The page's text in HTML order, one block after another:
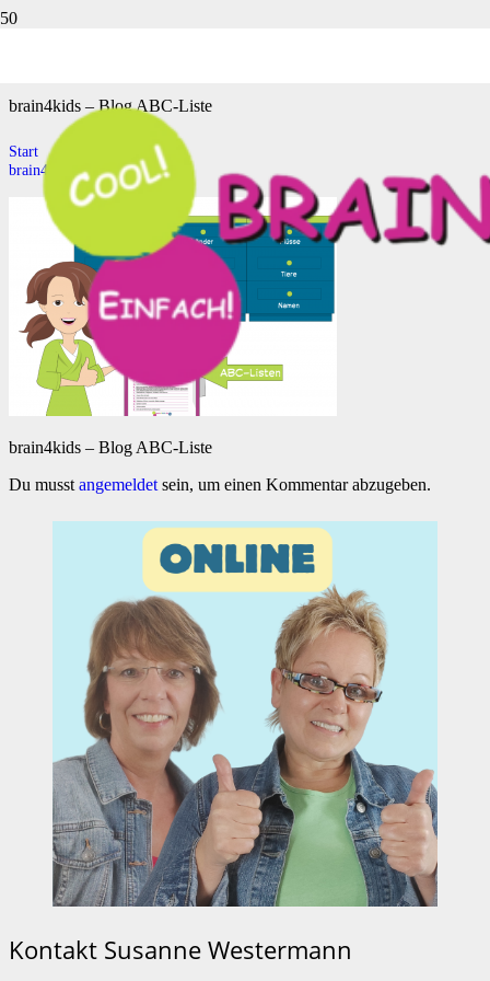
brain4kids – Blog ABC-Liste
Start
brain4kids – Blog ABC-Liste
brain4kids – Blog ABC-Liste
Du musst angemeldet sein, um einen Kommentar abzugeben.
Kontakt Susanne Westermann